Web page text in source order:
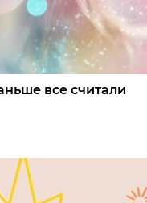
все считали